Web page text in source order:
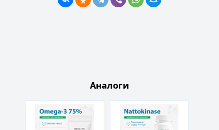
Аналоги